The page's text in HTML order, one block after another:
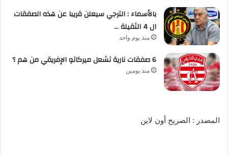
بالأسماء : الترجي سيعلن قريبا عن هذه الصفقات
ال 4 الثقيلة …
منذ يوم واحد
6 صفقات نارية تشعل ميركاتو الإفريقي من هم ؟
منذ يومين
المصدر : الصريح أون لاين